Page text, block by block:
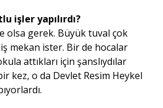
işler yapılırdı?
olsa gerek. Büyük tuval çok
mekan ister. Bir de hocalar
attıkları için şanslıydılar
kez, o da Devlet Resim Heykel